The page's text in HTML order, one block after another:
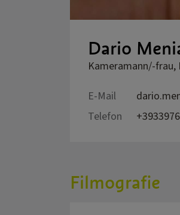
Dario
Kameramann/-frau,
E-Mail
Telefon
Filmografie